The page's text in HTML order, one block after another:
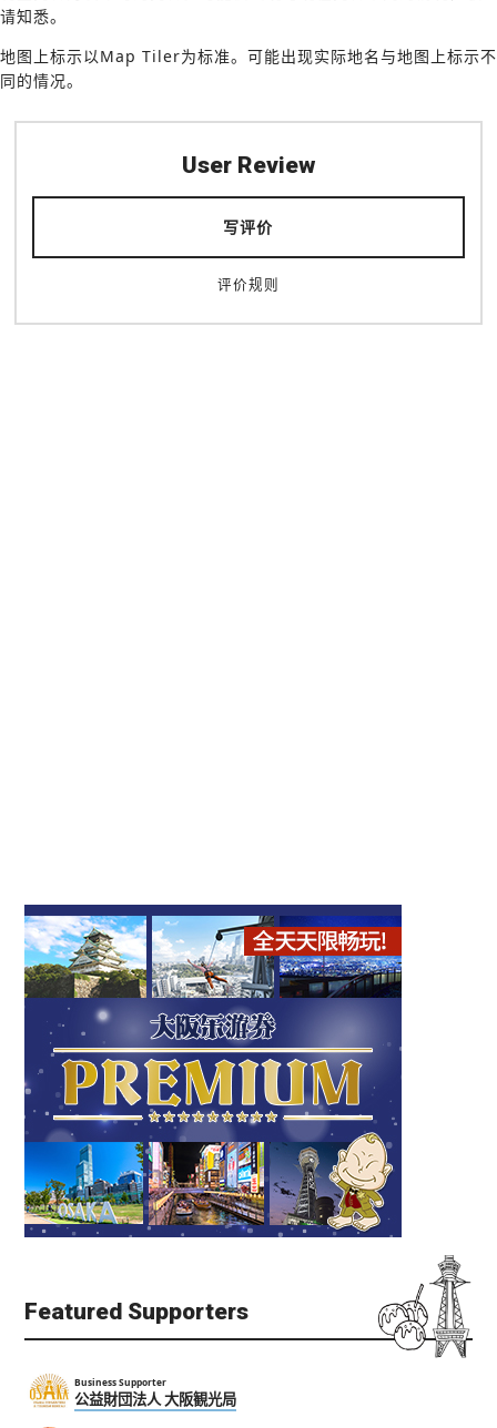
请知悉。
地图上标示以Map Tiler为标准。可能出现实际地名与地图上标示不
同的情况。
User Review
写评价
评价规则
Featured Supporters
Business Supporter
公益財団法人 大阪観光局